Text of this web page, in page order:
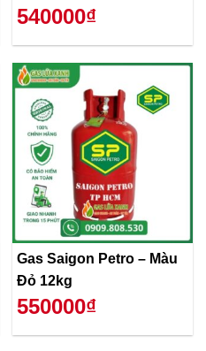
540000₫
Gas Saigon Petro – Màu
Đỏ 12kg
550000₫